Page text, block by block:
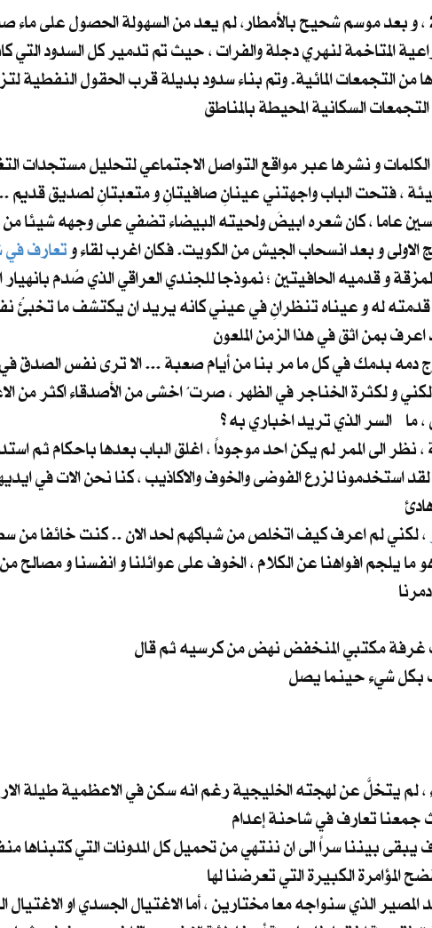
اننا في منتصف شهر ايار عام 2040 ، و بعد موسم شحيح بالأمطار، لم يعد من السهولة
المتاخمة لنهري دجلة والفرات ، حيث تم تدمير كل السدود
من التجمعات المائية. وتم بناء سدود بديلة قرب الحقول النفطية
السكانية المحيطة بالمناطق
و نشرها عبر مواقع التواصل الاجتماعي لتحليل مستجدات
، فتحت الباب واجهتني عينانِ صافيتانِ و متعبتانِ لصديق قديم
عاما ، كان شعره ابيضَ ولحيته البيضاء تضفي على وجهه شيئا
تعارف
و قدميه الحافيتين ؛ نموذجا للجندي العراقي الذي صُدم
له و عيناه تنظرانِ في عيني كانه يريد ان يكتشف ما تخبئُ
الى الممر لم يكن احد موجوداً ، اغلق الباب بعدها باحكام ثم
مكتبي المنخفض نهض من كرسيه ثم قال
، لم يتخلَّ عن لهجته الخليجية رغم انه سكن في الاعظمية طيلة
جمعنا تعارف في شاحنة إعدام
بيننا سراً الى ان ننتهي من تحميل كل المدونات التي كتبناها
الكبيرة التي تعرضنا لها
الذي سنواجه معا مختارين ، أما الاغتيال الجسدي او الاغتيال